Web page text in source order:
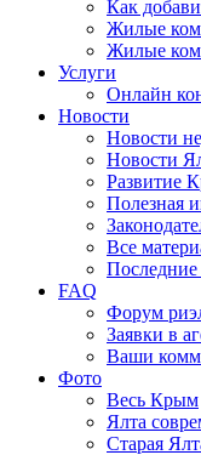
Как
Жилые
Жилые
Услуги
Онлайн
Новости
Новости
Новости
Развитие
Полезная
Все
FAQ
Форум
Заявки в
Ваши
Фото
Весь Крым
Ялта
Старая